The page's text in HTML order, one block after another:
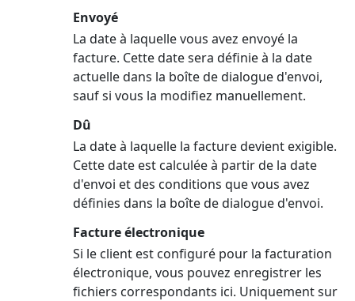
Envoyé
La date à laquelle vous avez envoyé la
facture. Cette date sera définie à la date
actuelle dans la boîte de dialogue d'envoi,
sauf si vous la modifiez manuellement.
Dû
La date à laquelle la facture devient exigible.
Cette date est calculée à partir de la date
d'envoi et des conditions que vous avez
définies dans la boîte de dialogue d'envoi.
Facture électronique
Si le client est configuré pour la facturation
électronique, vous pouvez enregistrer les
fichiers correspondants ici. Uniquement sur